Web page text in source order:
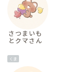
さつまいも
とクマさん
くま